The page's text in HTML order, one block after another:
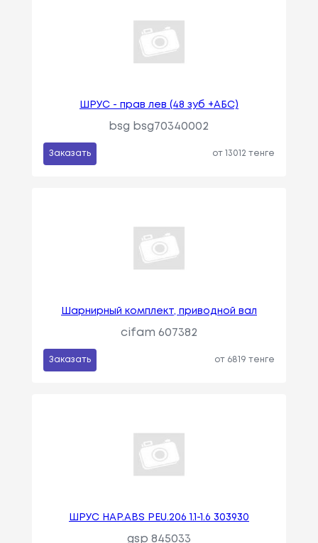
ШРУС - прав лев (48 зуб +АБС)
bsg bsg70340002
Заказать от 13012 тенге
Шарнирный комплект, приводной вал
cifam 607382
Заказать от 6819 тенге
ШРУС НАР.ABS PEU.206 1.1-1.6 303930
gsp 845033